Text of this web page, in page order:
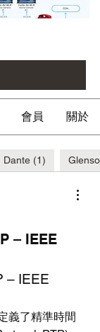
會員 關於
Dante (1)
– IEEE
– IEEE
義了精準時間